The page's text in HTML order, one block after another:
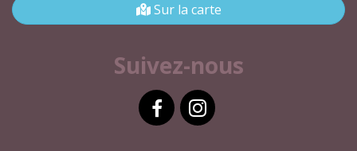
Sur la carte
Suivez-nous